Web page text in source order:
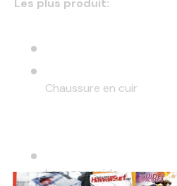
Les plus produit:
Chaussure en cuir
Laçage rapide